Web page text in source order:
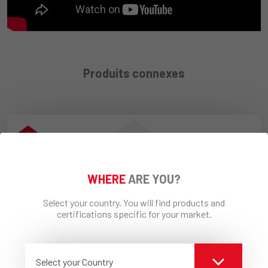
Produits connexes
WHERE ARE YOU?
Select your country. You will find products and
certifications specific for your market.
Select your Country